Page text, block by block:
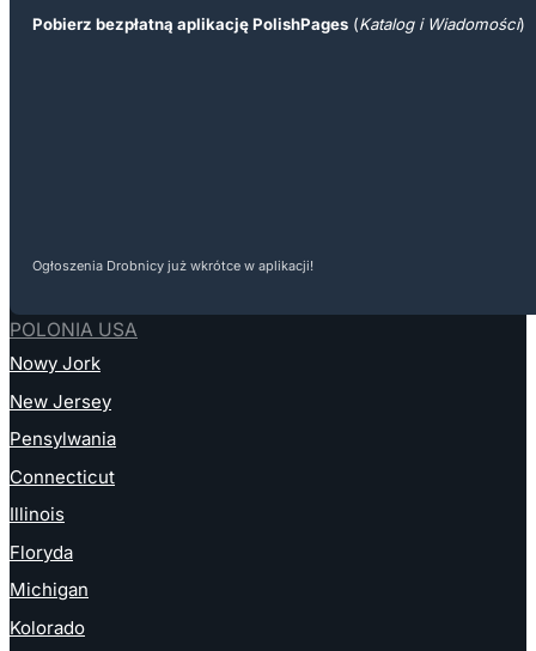
Pobierz bezpłatną aplikację PolishPages (Katalog i Wiadomości)
Ogłoszenia Drobnicy już wkrótce w aplikacji!
POLONIA USA
Nowy Jork
New Jersey
Pensylwania
Connecticut
Illinois
Floryda
Michigan
Kolorado